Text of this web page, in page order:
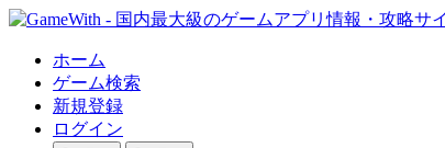
ホーム
ゲーム検索
新規登録
ログイン